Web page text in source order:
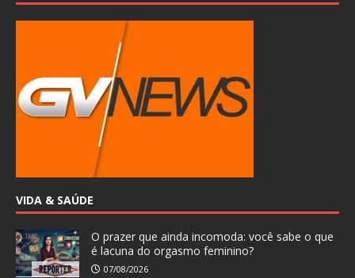
VIDA & SAÚDE
O prazer que ainda incomoda: você sabe o que
é lacuna do orgasmo feminino?
07/08/2026